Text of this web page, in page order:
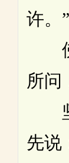
许。”
佛
所问
坚
先说